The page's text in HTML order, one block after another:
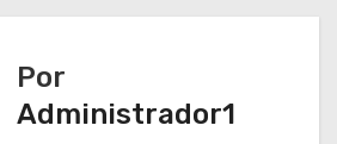
Por
Administrador1